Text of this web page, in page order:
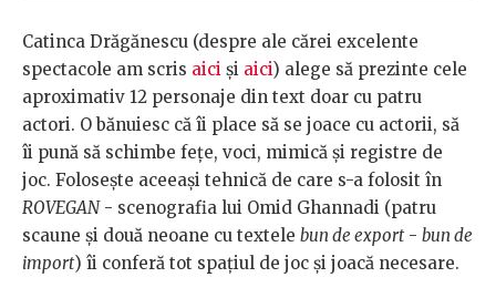
Catinca Drăgănescu (despre ale cărei excelente
spectacole am scris aici și aici) alege să prezinte cele
aproximativ 12 personaje din text doar cu patru
actori. O bănuiesc că îi place să se joace cu actorii, să
îi pună să schimbe fețe, voci, mimică și registre de
joc. Folosește aceeași tehnică de care s-a folosit în
ROVEGAN- scenografia lui Omid Ghannadi (patru
scaune și două neoane cu textele bun de export- bun de
import) îi conferă tot spațiul de joc și joacă necesare.